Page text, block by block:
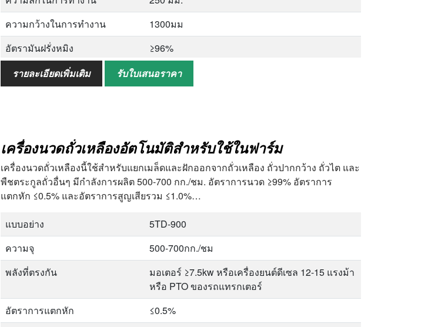
ความกว้างในการทำงาน
1300มม
อัตรามันฝรั่งหมิง
≥96%
อัตราการแตกของผิวหนัง
≤2%
มิติโดยรวม
4500*4000*2700 มม.
ขนาดบรรจุ
3200*1800*1850 มม.
รายละเอียดเพิ่มเติม รับใบเสนอราคา
เครื่องนวดถั่วเหลืองอัตโนมัติสำหรับใช้ในฟาร์ม
เครื่องนวดถั่วเหลืองนี้ใช้สำหรับแยกเมล็ดและฝักออกจากถั่วเหลือง ถั่วปากกว้าง ถั่วไต และ
พืชตระกูลถั่วอื่นๆ มีกำลังการผลิต 500-700 กก./ชม. อัตราการนวด ≥99% อัตราการ
แตกหัก ≤0.5% และอัตราการสูญเสียรวม ≤1.0%…
แบบอย่าง
5TD-900
ความจุ
500-700กก./ชม
พลังที่ตรงกัน
มอเตอร์ ≥7.5kw หรือเครื่องยนต์ดีเซล 12-15 แรงม้า
หรือ PTO ของรถแทรกเตอร์
อัตราการแตกหัก
≤0.5%